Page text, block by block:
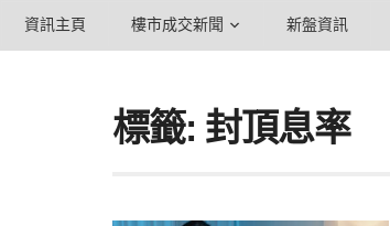
資訊主頁 樓市成交新聞 新盤資訊
標籤: 封頂息率